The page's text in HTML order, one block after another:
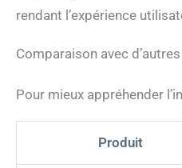
rendant l’expérience
Comparaison avec
Pour mieux appréhender
Produit